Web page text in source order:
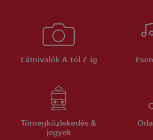
Látnivalók A-tól Z-ig
Tömegközlekedés &
jegyek